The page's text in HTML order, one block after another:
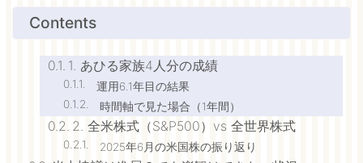
Contents
1. あひる家族4人分の成績
運用6.1年目の結果
時間軸で見た場合（1年間）
2. 全米株式（S&P500）vs 全世界株式
2025年6月の米国株の振り返り